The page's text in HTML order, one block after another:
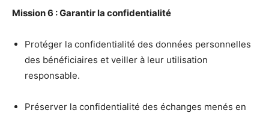
Mission 6 : Garantir la confidentialité
Protéger la confidentialité des données personnelles
des bénéficiaires et veiller à leur utilisation
responsable.
Préserver la confidentialité des échanges menés en